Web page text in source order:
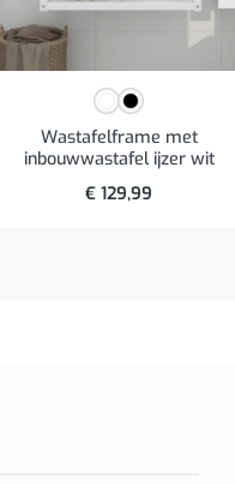
Wastafelframe met
inbouwwastafel ijzer wit
€ 129,99